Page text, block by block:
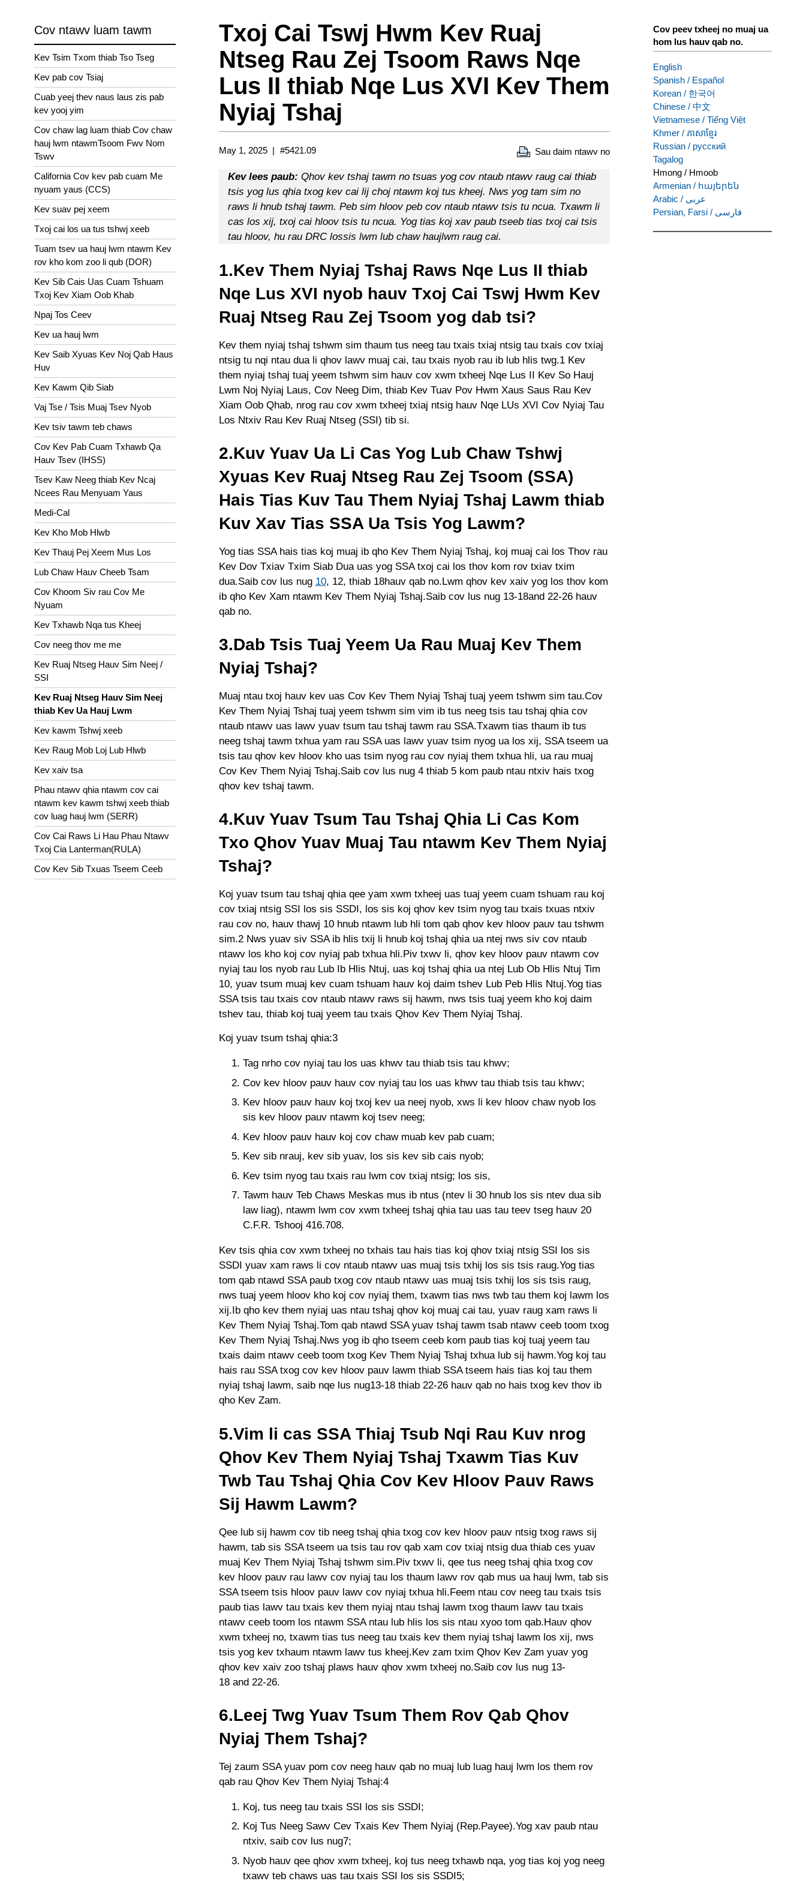
Cov ntawv luam tawm
Kev Tsim Txom thiab Tso Tseg
Kev pab cov Tsiaj
Cuab yeej thev naus laus zis pab
kev yooj yim
Cov chaw lag luam thiab Cov chaw
hauj lwm ntawmTsoom Fwv Nom
Tswv
California Cov kev pab cuam Me
nyuam yaus (CCS)
Kev suav pej xeem
Txoj cai los ua tus tshwj xeeb
Tuam tsev ua hauj lwm ntawm Kev
rov kho kom zoo li qub (DOR)
Kev Sib Cais Uas Cuam Tshuam
Txoj Kev Xiam Oob Khab
Npaj Tos Ceev
Kev ua hauj lwm
Kev Saib Xyuas Kev Noj Qab Haus
Huv
Kev Kawm Qib Siab
Vaj Tse / Tsis Muaj Tsev Nyob
Kev tsiv tawm teb chaws
Cov Kev Pab Cuam Txhawb Qa
Hauv Tsev (IHSS)
Tsev Kaw Neeg thiab Kev Ncaj
Ncees Rau Menyuam Yaus
Medi-Cal
Kev Kho Mob Hlwb
Kev Thauj Pej Xeem Mus Los
Lub Chaw Hauv Cheeb Tsam
Cov Khoom Siv rau Cov Me
Nyuam
Kev Txhawb Nqa tus Kheej
Cov neeg thov me me
Kev Ruaj Ntseg Hauv Sim Neej /
SSI
Kev Ruaj Ntseg Hauv Sim Neej
thiab Kev Ua Hauj Lwm
Kev kawm Tshwj xeeb
Kev Raug Mob Loj Lub Hlwb
Kev xaiv tsa
Phau ntawv qhia ntawm cov cai
ntawm kev kawm tshwj xeeb thiab
cov luag hauj lwm (SERR)
Cov Cai Raws Li Hau Phau Ntawv
Txoj Cia Lanterman(RULA)
Cov Kev Sib Txuas Tseem Ceeb
Txoj Cai Tswj Hwm Kev Ruaj
Ntseg Rau Zej Tsoom Raws Nqe
Lus II thiab Nqe Lus XVI Kev Them
Nyiaj Tshaj
May 1, 2025 #5421.09 Sau daim ntawv no
Kev lees paub: Qhov kev tshaj tawm no tsuas yog cov ntaub ntawv raug cai thiab
tsis yog lus qhia txog kev cai lij choj ntawm koj tus kheej. Nws yog tam sim no
raws li hnub tshaj tawm. Peb sim hloov peb cov ntaub ntawv tsis tu ncua. Txawm li
cas los xij, txoj cai hloov tsis tu ncua. Yog tias koj xav paub tseeb tias txoj cai tsis
tau hloov, hu rau DRC lossis lwm lub chaw haujlwm raug cai.
1.Kev Them Nyiaj Tshaj Raws Nqe Lus II thiab
Nqe Lus XVI nyob hauv Txoj Cai Tswj Hwm Kev
Ruaj Ntseg Rau Zej Tsoom yog dab tsi?
Kev them nyiaj tshaj tshwm sim thaum tus neeg tau txais txiaj ntsig tau txais cov txiaj
ntsig tu nqi ntau dua li qhov lawv muaj cai, tau txais nyob rau ib lub hlis twg.1 Kev
them nyiaj tshaj tuaj yeem tshwm sim hauv cov xwm txheej Nqe Lus II Kev So Hauj
Lwm Noj Nyiaj Laus, Cov Neeg Dim, thiab Kev Tuav Pov Hwm Xaus Saus Rau Kev
Xiam Oob Qhab, nrog rau cov xwm txheej txiaj ntsig hauv Nqe LUs XVI Cov Nyiaj Tau
Los Ntxiv Rau Kev Ruaj Ntseg (SSI) tib si.
2.Kuv Yuav Ua Li Cas Yog Lub Chaw Tshwj
Xyuas Kev Ruaj Ntseg Rau Zej Tsoom (SSA)
Hais Tias Kuv Tau Them Nyiaj Tshaj Lawm thiab
Kuv Xav Tias SSA Ua Tsis Yog Lawm?
Yog tias SSA hais tias koj muaj ib qho Kev Them Nyiaj Tshaj, koj muaj cai los Thov rau
Kev Dov Txiav Txim Siab Dua uas yog SSA txoj cai los thov kom rov txiav txim
dua.Saib cov lus nug 10, 12, thiab 18hauv qab no.Lwm qhov kev xaiv yog los thov kom
ib qho Kev Xam ntawm Kev Them Nyiaj Tshaj.Saib cov lus nug 13-18and 22-26 hauv
qab no.
3.Dab Tsis Tuaj Yeem Ua Rau Muaj Kev Them
Nyiaj Tshaj?
Muaj ntau txoj hauv kev uas Cov Kev Them Nyiaj Tshaj tuaj yeem tshwm sim tau.Cov
Kev Them Nyiaj Tshaj tuaj yeem tshwm sim vim ib tus neeg tsis tau tshaj qhia cov
ntaub ntawv uas lawv yuav tsum tau tshaj tawm rau SSA.Txawm tias thaum ib tus
neeg tshaj tawm txhua yam rau SSA uas lawv yuav tsim nyog ua los xij, SSA tseem ua
tsis tau qhov kev hloov kho uas tsim nyog rau cov nyiaj them txhua hli, ua rau muaj
Cov Kev Them Nyiaj Tshaj.Saib cov lus nug 4 thiab 5 kom paub ntau ntxiv hais txog
qhov kev tshaj tawm.
4.Kuv Yuav Tsum Tau Tshaj Qhia Li Cas Kom
Txo Qhov Yuav Muaj Tau ntawm Kev Them Nyiaj
Tshaj?
Koj yuav tsum tau tshaj qhia qee yam xwm txheej uas tuaj yeem cuam tshuam rau koj
cov txiaj ntsig SSI los sis SSDI, los sis koj qhov kev tsim nyog tau txais txuas ntxiv
rau cov no, hauv thawj 10 hnub ntawm lub hli tom qab qhov kev hloov pauv tau tshwm
sim.2 Nws yuav siv SSA ib hlis txij li hnub koj tshaj qhia ua ntej nws siv cov ntaub
ntawv los kho koj cov nyiaj pab txhua hli.Piv txwv li, qhov kev hloov pauv ntawm cov
nyiaj tau los nyob rau Lub Ib Hlis Ntuj, uas koj tshaj qhia ua ntej Lub Ob Hlis Ntuj Tim
10, yuav tsum muaj kev cuam tshuam hauv koj daim tshev Lub Peb Hlis Ntuj.Yog tias
SSA tsis tau txais cov ntaub ntawv raws sij hawm, nws tsis tuaj yeem kho koj daim
tshev tau, thiab koj tuaj yeem tau txais Qhov Kev Them Nyiaj Tshaj.
Koj yuav tsum tshaj qhia:3
Tag nrho cov nyiaj tau los uas khwv tau thiab tsis tau khwv;
Cov kev hloov pauv hauv cov nyiaj tau los uas khwv tau thiab tsis tau khwv;
Kev hloov pauv hauv koj txoj kev ua neej nyob, xws li kev hloov chaw nyob los
sis kev hloov pauv ntawm koj tsev neeg;
Kev hloov pauv hauv koj cov chaw muab kev pab cuam;
Kev sib nrauj, kev sib yuav, los sis kev sib cais nyob;
Kev tsim nyog tau txais rau lwm cov txiaj ntsig; los sis,
Tawm hauv Teb Chaws Meskas mus ib ntus (ntev li 30 hnub los sis ntev dua sib
law liag), ntawm lwm cov xwm txheej tshaj qhia tau uas tau teev tseg hauv 20
C.F.R. Tshooj 416.708.
Kev tsis qhia cov xwm txheej no txhais tau hais tias koj qhov txiaj ntsig SSI los sis
SSDI yuav xam raws li cov ntaub ntawv uas muaj tsis txhij los sis tsis raug.Yog tias
tom qab ntawd SSA paub txog cov ntaub ntawv uas muaj tsis txhij los sis tsis raug,
nws tuaj yeem hloov kho koj cov nyiaj them, txawm tias nws twb tau them koj lawm los
xij.Ib qho kev them nyiaj uas ntau tshaj qhov koj muaj cai tau, yuav raug xam raws li
Kev Them Nyiaj Tshaj.Tom qab ntawd SSA yuav tshaj tawm tsab ntawv ceeb toom txog
Kev Them Nyiaj Tshaj.Nws yog ib qho tseem ceeb kom paub tias koj tuaj yeem tau
txais daim ntawv ceeb toom txog Kev Them Nyiaj Tshaj txhua lub sij hawm.Yog koj tau
hais rau SSA txog cov kev hloov pauv lawm thiab SSA tseem hais tias koj tau them
nyiaj tshaj lawm, saib nqe lus nug13-18 thiab 22-26 hauv qab no hais txog kev thov ib
qho Kev Zam.
5.Vim li cas SSA Thiaj Tsub Nqi Rau Kuv nrog
Qhov Kev Them Nyiaj Tshaj Txawm Tias Kuv
Twb Tau Tshaj Qhia Cov Kev Hloov Pauv Raws
Sij Hawm Lawm?
Qee lub sij hawm cov tib neeg tshaj qhia txog cov kev hloov pauv ntsig txog raws sij
hawm, tab sis SSA tseem ua tsis tau rov qab xam cov txiaj ntsig dua thiab ces yuav
muaj Kev Them Nyiaj Tshaj tshwm sim.Piv txwv li, qee tus neeg tshaj qhia txog cov
kev hloov pauv rau lawv cov nyiaj tau los thaum lawv rov qab mus ua hauj lwm, tab sis
SSA tseem tsis hloov pauv lawv cov nyiaj txhua hli.Feem ntau cov neeg tau txais tsis
paub tias lawv tau txais kev them nyiaj ntau tshaj lawm txog thaum lawv tau txais
ntawv ceeb toom los ntawm SSA ntau lub hlis los sis ntau xyoo tom qab.Hauv qhov
xwm txheej no, txawm tias tus neeg tau txais kev them nyiaj tshaj lawm los xij, nws
tsis yog kev txhaum ntawm lawv tus kheej.Kev zam txim Qhov Kev Zam yuav yog
qhov kev xaiv zoo tshaj plaws hauv qhov xwm txheej no.Saib cov lus nug 13-
18 and 22-26.
6.Leej Twg Yuav Tsum Them Rov Qab Qhov
Nyiaj Them Tshaj?
Tej zaum SSA yuav pom cov neeg hauv qab no muaj lub luag hauj lwm los them rov
qab rau Qhov Kev Them Nyiaj Tshaj:4
Koj, tus neeg tau txais SSI los sis SSDI;
Koj Tus Neeg Sawv Cev Txais Kev Them Nyiaj (Rep.Payee).Yog xav paub ntau
ntxiv, saib cov lus nug7;
Nyob hauv qee qhov xwm txheej, koj tus neeg txhawb nqa, yog tias koj yog neeg
txawv teb chaws uas tau txais SSI los sis SSDI5;
Cov peev txheej no muaj ua
hom lus hauv qab no.
English
Spanish / Español
Korean / 한국어
Chinese / 中文
Vietnamese / Tiếng Việt
Khmer / ភាសាខ្មែរ
Russian / русский
Tagalog
Hmong / Hmoob
Armenian / հայերեն
Arabic / عربى
Persian, Farsi / فارسی